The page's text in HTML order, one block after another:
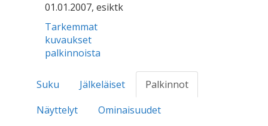
01.01.2007, esiktk
Tarkemmat
kuvaukset
palkinnoista
Suku Jälkeläiset
Palkinnot
Näyttelyt
Ominaisuudet